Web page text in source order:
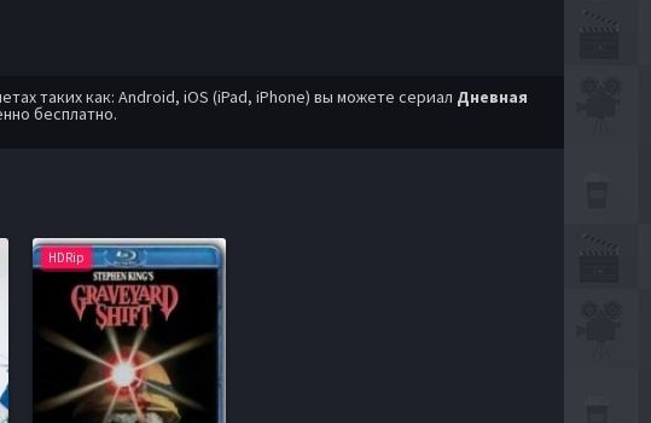
таких как: Android, iOS (iPad, iPhone) вы можете сериал Дневная
бесплатно.
HDRip